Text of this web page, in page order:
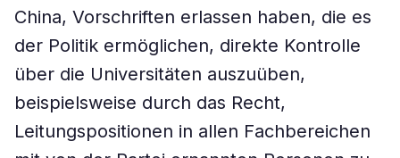
China, Vorschriften erlassen haben, die es
der Politik ermöglichen, direkte Kontrolle
über die Universitäten auszuüben,
beispielsweise durch das Recht,
Leitungspositionen in allen Fachbereichen